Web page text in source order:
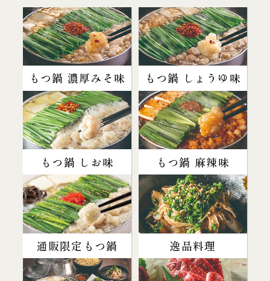
もつ鍋 濃厚みそ味 もつ鍋 しょうゆ味
もつ鍋 しお味 もつ鍋 麻辣味
通販限定もつ鍋 逸品料理